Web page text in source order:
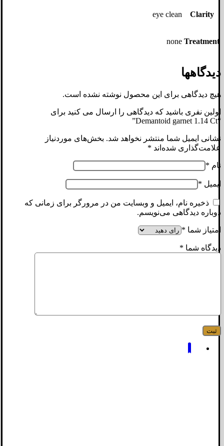
Clarity
eye clean
Treatment
none
دیدگاهها
هیچ دیدگاهی برای این محصول نوشته نشده است.
اولین نفری باشید که دیدگاهی را ارسال می کنید برای
“Demantoid garnet 1.14 Ct”
نشانی ایمیل شما منتشر نخواهد شد. بخش‌های موردنیاز
علامت‌گذاری شده‌اند *
نام *
ایمیل *
ذخیره نام، ایمیل و وبسایت من در مرورگر برای زمانی که
دوباره دیدگاهی می‌نویسم.
امتیاز شما *
دیدگاه شما *